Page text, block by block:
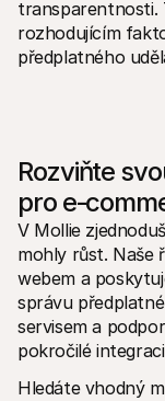
transparentnosti.
rozhodujícím
předplatného
Rozviňte
pro
V Mollie
mohly růst. Naše
webem a
správu
servisem a
pokročilé
Hledáte vhodný